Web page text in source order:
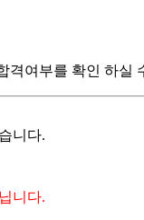
격여부를 확인 하실
니다.
니다.